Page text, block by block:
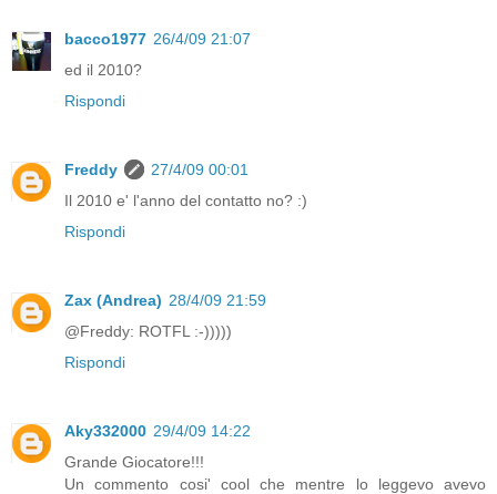
bacco1977 26/4/09 21:07
ed il 2010?
Rispondi
Freddy
27/4/09 00:01
Il 2010 e' l'anno del contatto no? :)
Rispondi
Zax (Andrea) 28/4/09 21:59
@Freddy: ROTFL :-)))))
Rispondi
Aky332000 29/4/09 14:22
Grande Giocatore!!!
Un commento cosi' cool che mentre lo leggevo avevo